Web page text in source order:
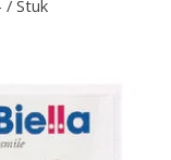
/ Stuk